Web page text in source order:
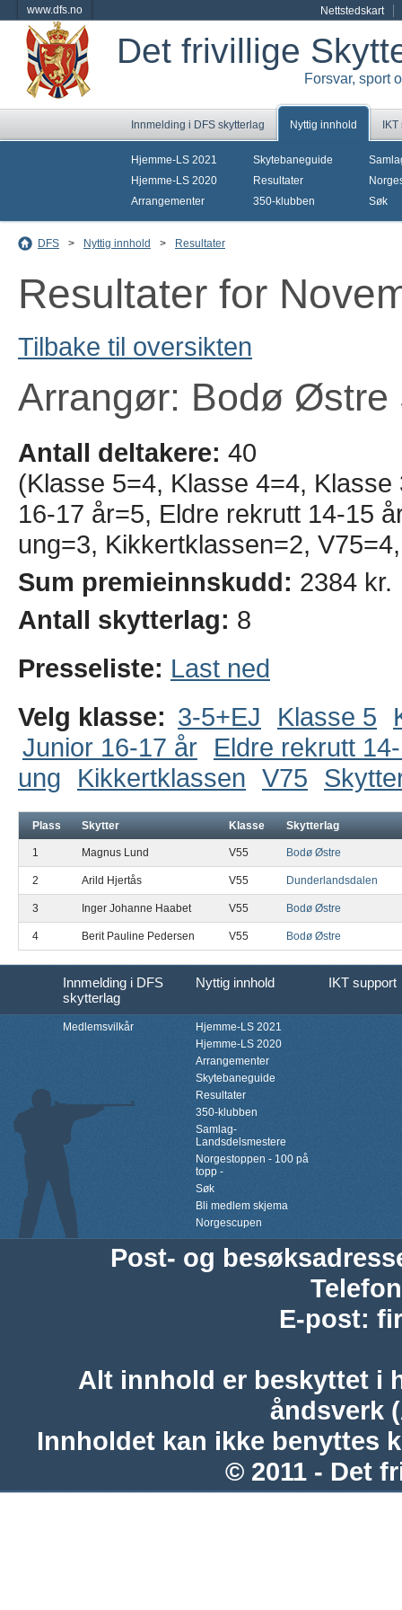
www.dfs.no Nettstedskart
Det frivillige
Forsvar, sport
Innmelding i DFS skytterlag Nyttig innhold
Hjemme-LS 2021
Hjemme-LS 2020
Arrangementer
Skytebaneguide
Resultater
350-klubben
Søk
DFS > Nyttig innhold > Resultater
Resultater for
Tilbake til oversikten
Arrangør: Bodø Østre
Antall deltakere: 40
(Klasse 5=4, Klasse 4=4,
16-17 år=5, Eldre rekrutt 14-15
ung=3, Kikkertklassen=2,
Sum premieinnskudd: 2384 kr.
Antall skytterlag: 8
Presseliste: Last ned
Velg klasse: 3-5+EJ Klasse 5
Junior 16-17 år
Eldre rekrutt
ung
Kikkertklassen V75
Plass Skytter Klasse Skytterlag
1 Magnus Lund V55 Bodø Østre
2 Arild Hjertås V55 Dunderlandsdalen
3 Inger Johanne Haabet V55 Bodø Østre
4 Berit Pauline Pedersen V55 Bodø Østre
Innmelding i DFS
skytterlag
Nyttig innhold IKT support
Medlemsvilkår
Hjemme-LS 2021
Hjemme-LS 2020
Arrangementer
Skytebaneguide
Resultater
350-klubben
Samlag-
Landsdelsmestere
Norgestoppen - 100 på
topp -
Søk
Bli medlem skjema
Norgescupen
Post- og
Telefon
E-post:
Alt innhold er beskyttet i
åndsverk
Innholdet kan ikke benyttes
© 2011 - Det